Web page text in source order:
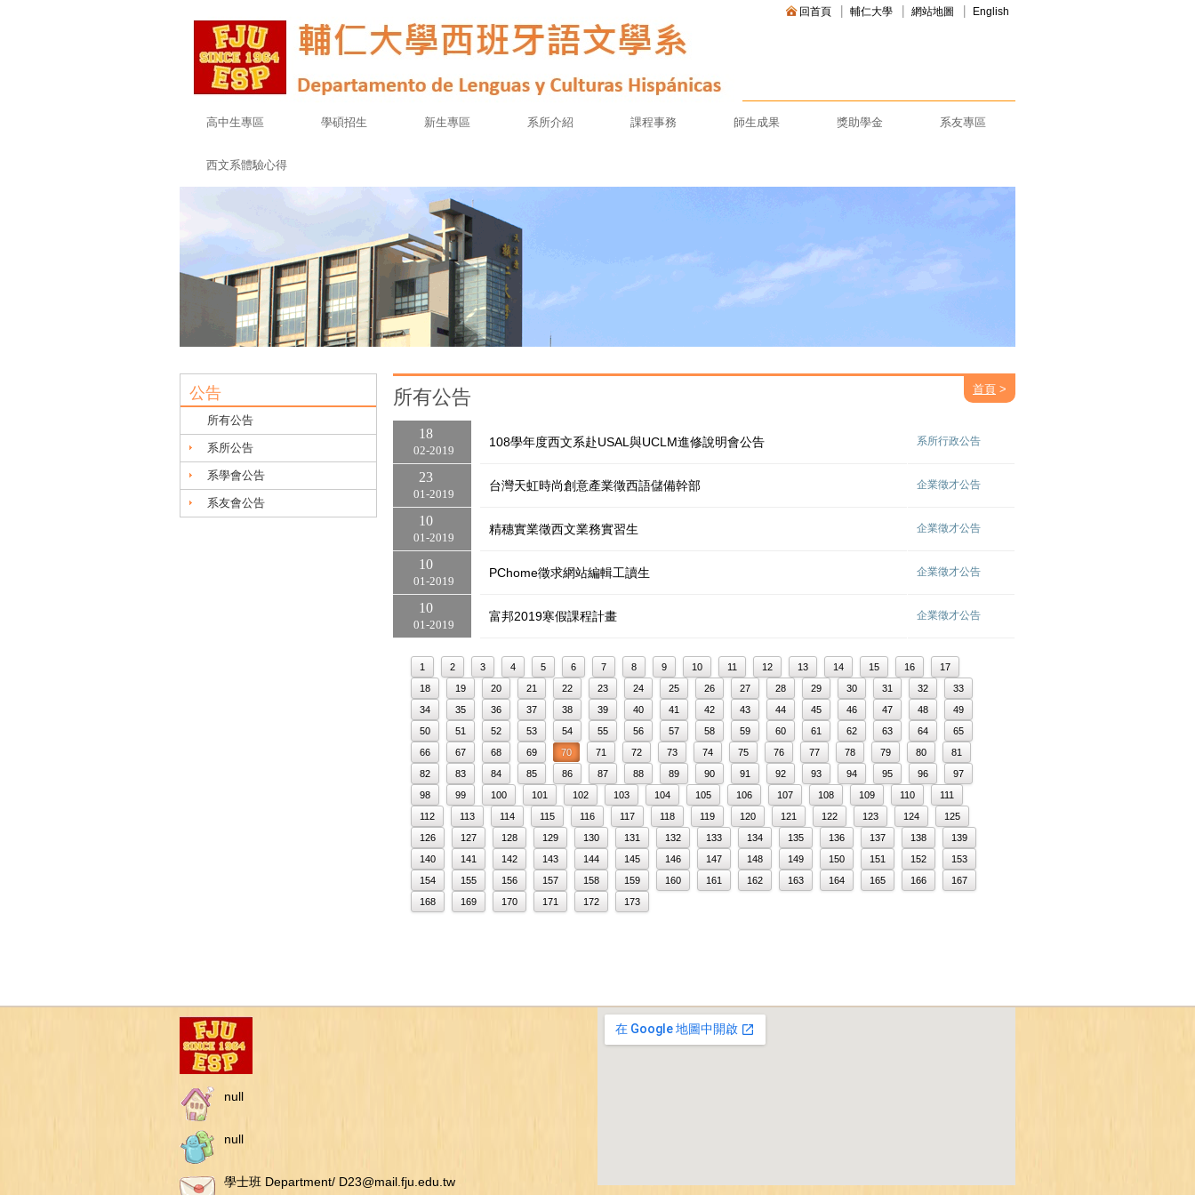
回首頁 輔仁大學 網站地圖 English
高中生專區 學碩招生 新生專區 系所介紹 課程事務 師生成果 獎助學金 系友專區
西文系體驗心得
公告
所有公告
系所公告
系學會公告
系友會公告
所有公告 首頁 >
02 2019
18
108學年度西文系赴USAL與UCLM進修說明會公告 系所行政公告
01 2019
23
台灣天虹時尚創意產業徵西語儲備幹部 企業徵才公告
01 2019
10
精穗實業徵西文業務實習生 企業徵才公告
01 2019
10
PChome徵求網站編輯工讀生 企業徵才公告
01 2019
10
富邦2019寒假課程計畫 企業徵才公告
1 2 3 4 5 6 7 8 9 10 11 12 13 14 15 16
17
18
19 20 21 22 23 24 25 26 27 28 29 30 31 32
33
34
35 36 37 38 39 40 41 42 43 44 45 46 47 48
49
50
51 52 53 54 55 56 57 58 59 60 61 62 63 64
65
66
67 68 69 70 71 72 73 74 75 76 77 78 79 80
81
82
83 84 85 86 87 88 89 90 91 92 93 94 95 96
97
98
99 100 101 102 103 104 105 106 107 108 109 110
111
112
113 114 115 116 117 118 119 120 121 122 123 124
125
126
127 128 129 130 131 132 133 134 135 136 137 138
139
140
141 142 143 144 145 146 147 148 149 150 151 152
153
154
155 156 157 158 159 160 161 162 163 164 165 166
167
168
169 170 171 172 173
null
null
學士班 Department/ D23@mail.fju.edu.tw